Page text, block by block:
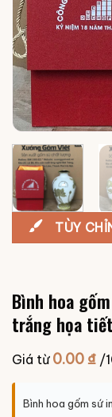
TÙY
Bình hoa
trắng họa tiết
Giá từ 0.00₫ /
Bình hoa gốm sứ